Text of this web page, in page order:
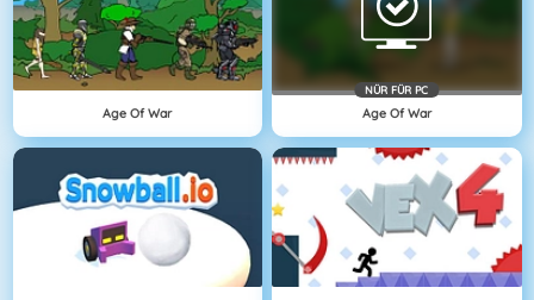
Age Of War
NÜR FÜR PC
Age Of War